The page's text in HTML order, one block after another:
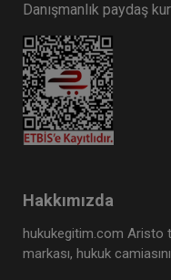
Danışmanlık paydaş
Hakkımızda
hukukegitim.com Aristo
markası, hukuk